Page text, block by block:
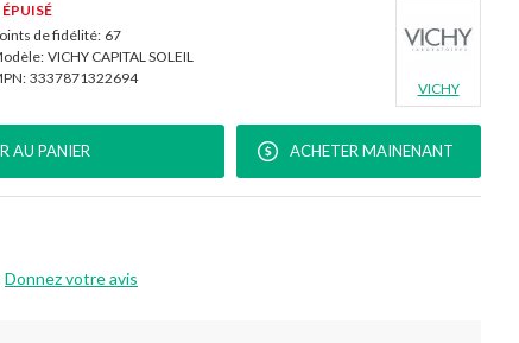
Donnez votre avis
ÉPUISÉ
de fidélité: 67
VICHY CAPITAL SOLEIL
3337871322694
VICHY
AU PANIER ACHETER MAINENANT